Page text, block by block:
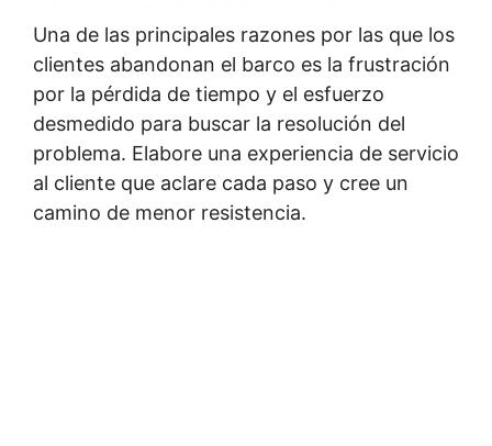
Una de las principales razones por las que los
clientes abandonan el barco es la frustración
por la pérdida de tiempo y el esfuerzo
desmedido para buscar la resolución del
problema. Elabore una experiencia de servicio
al cliente que aclare cada paso y cree un
camino de menor resistencia.